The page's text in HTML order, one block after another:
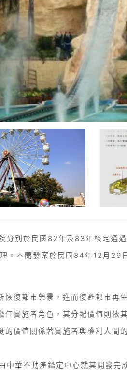
分別於民國82年及83年核定通
。本開發案於民國84年12月
復都市榮景，進而復甦都市再
實施者角色，其分配價值則依
價值關係著實施者與權利人間
華不動產鑑定中心就其開發完